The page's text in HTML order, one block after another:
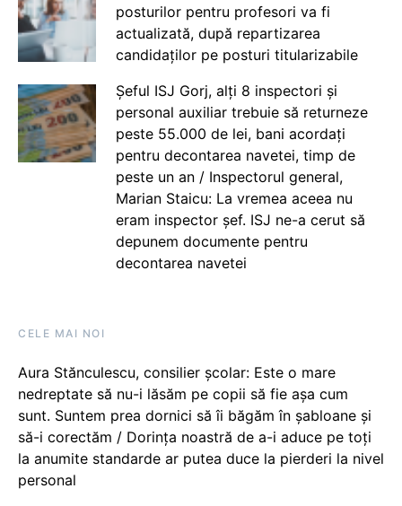
posturilor pentru profesori va fi
actualizată, după repartizarea
candidaților pe posturi titularizabile
Șeful ISJ Gorj, alți 8 inspectori și
personal auxiliar trebuie să returneze
peste 55.000 de lei, bani acordați
pentru decontarea navetei, timp de
peste un an / Inspectorul general,
Marian Staicu: La vremea aceea nu
eram inspector șef. ISJ ne-a cerut să
depunem documente pentru
decontarea navetei
CELE MAI NOI
Aura Stănculescu, consilier școlar: Este o mare
nedreptate să nu-i lăsăm pe copii să fie așa cum
sunt. Suntem prea dornici să îi băgăm în șabloane și
să-i corectăm / Dorința noastră de a-i aduce pe toți
la anumite standarde ar putea duce la pierderi la nivel
personal